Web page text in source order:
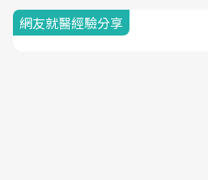
網友就醫經驗分享